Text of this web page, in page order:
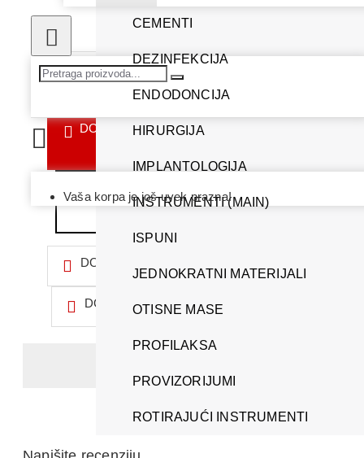
CEMENTI
DEZINFEKCIJA
ENDODONCIJA
HIRURGIJA
IMPLANTOLOGIJA
INSTRUMENTI (MAIN)
ISPUNI
JEDNOKRATNI MATERIJALI
OTISNE MASE
PROFILAKSA
PROVIZORIJUMI
ROTIRAJUĆI INSTRUMENTI
Vaša korpa je još uvek prazna!
DODAJ U KORPU
IDI NA KASU
DODAJ U LISTU ŽELJA
DODAJ ZA POREĐENJE